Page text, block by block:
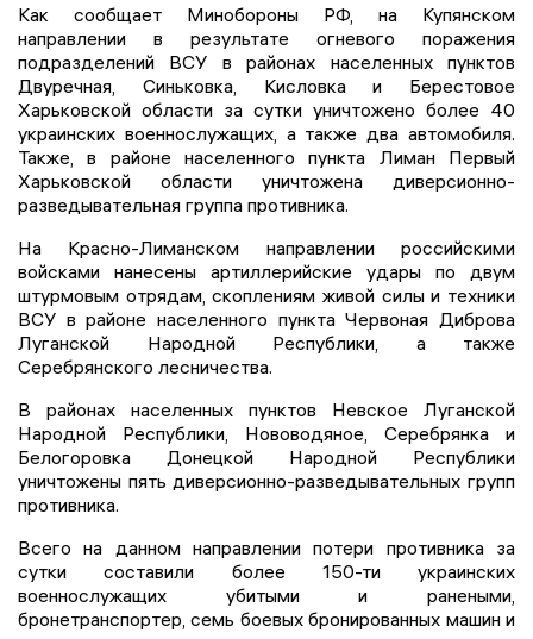
Как сообщает Минобороны РФ, на Купянском
направлении в результате огневого поражения
подразделений ВСУ в районах населенных пунктов
Двуречная, Синьковка, Кисловка и Берестовое
Харьковской области за сутки уничтожено более 40
украинских военнослужащих, а также два автомобиля.
Также, в районе населенного пункта Лиман Первый
Харьковской области уничтожена диверсионно-
разведывательная группа противника.
На Красно-Лиманском направлении российскими
войсками нанесены артиллерийские удары по двум
штурмовым отрядам, скоплениям живой силы и техники
ВСУ в районе населенного пункта Червоная Диброва
Луганской Народной Республики, а также
Серебрянского лесничества.
В районах населенных пунктов Невское Луганской
Народной Республики, Нововодяное, Серебрянка и
Белогоровка Донецкой Народной Республики
уничтожены пять диверсионно-разведывательных групп
противника.
Всего на данном направлении потери противника за
сутки составили более 150-ти украинских
военнослужащих убитыми и ранеными,
бронетранспортер, семь боевых бронированных машин и